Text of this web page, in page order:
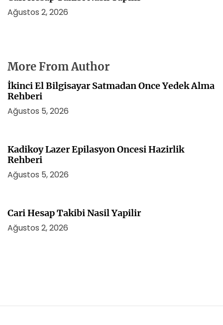
Ağustos 2, 2026
More From Author
İkinci El Bilgisayar Satmadan Once Yedek Alma
Rehberi
Ağustos 5, 2026
Kadikoy Lazer Epilasyon Oncesi Hazirlik
Rehberi
Ağustos 5, 2026
Cari Hesap Takibi Nasil Yapilir
Ağustos 2, 2026